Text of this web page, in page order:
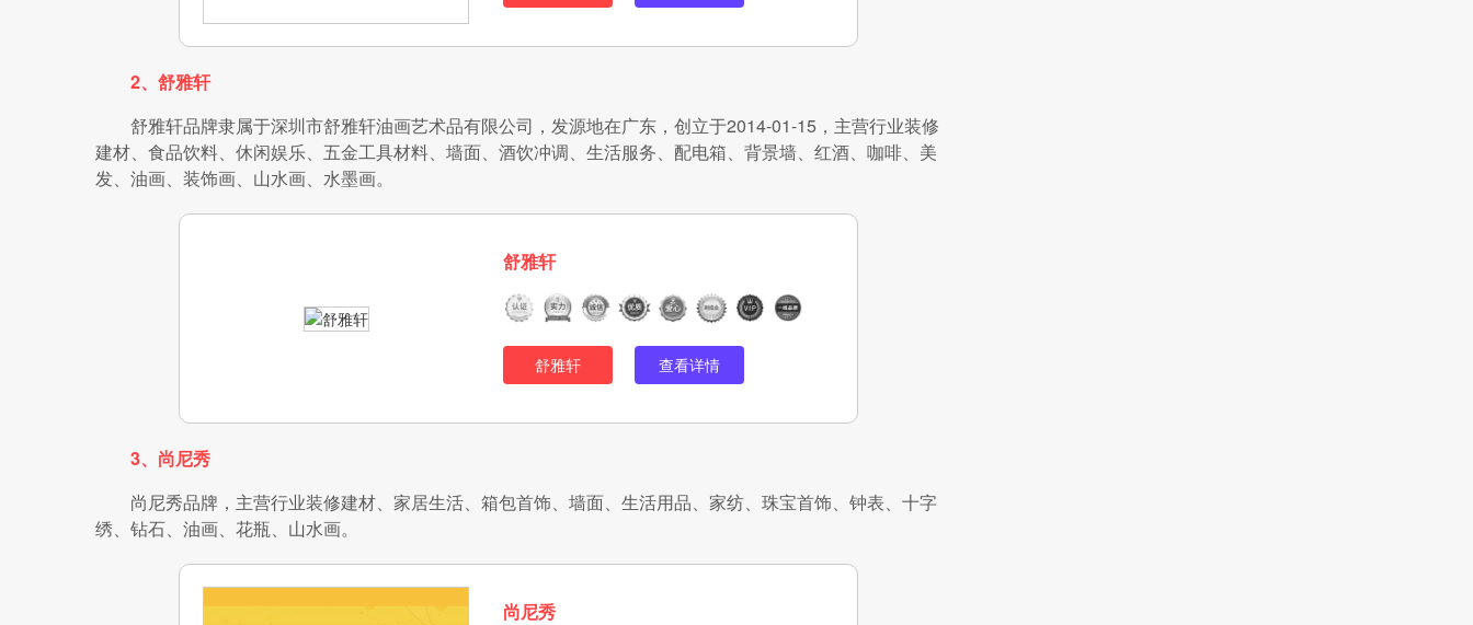
2、舒雅轩
舒雅轩品牌隶属于深圳市舒雅轩油画艺术品有限公司，发源地在广东，创立于2014-01-15，主营行业装修
建材、食品饮料、休闲娱乐、五金工具材料、墙面、酒饮冲调、生活服务、配电箱、背景墙、红酒、咖啡、美
发、油画、装饰画、山水画、水墨画。
舒雅轩
舒雅轩 查看详情
3、尚尼秀
尚尼秀品牌，主营行业装修建材、家居生活、箱包首饰、墙面、生活用品、家纺、珠宝首饰、钟表、十字
绣、钻石、油画、花瓶、山水画。
尚尼秀